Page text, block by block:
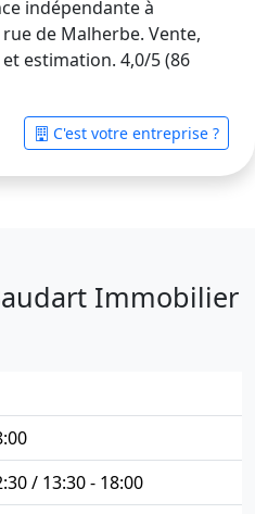
indépendante à
de Malherbe. Vente,
estimation. 4,0/5 (86
C'est votre entreprise ?
Immobilier
/ 13:30 - 18:00